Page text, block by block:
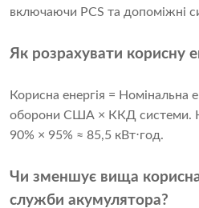
включаючи PCS та допоміжні
Як розрахувати корисну
Корисна енергія = Номінальна
оборони США × ККД системи.
90% × 95% ≈ 85,5 кВт⋅год.
Чи зменшує вища корисна
служби акумулятора?